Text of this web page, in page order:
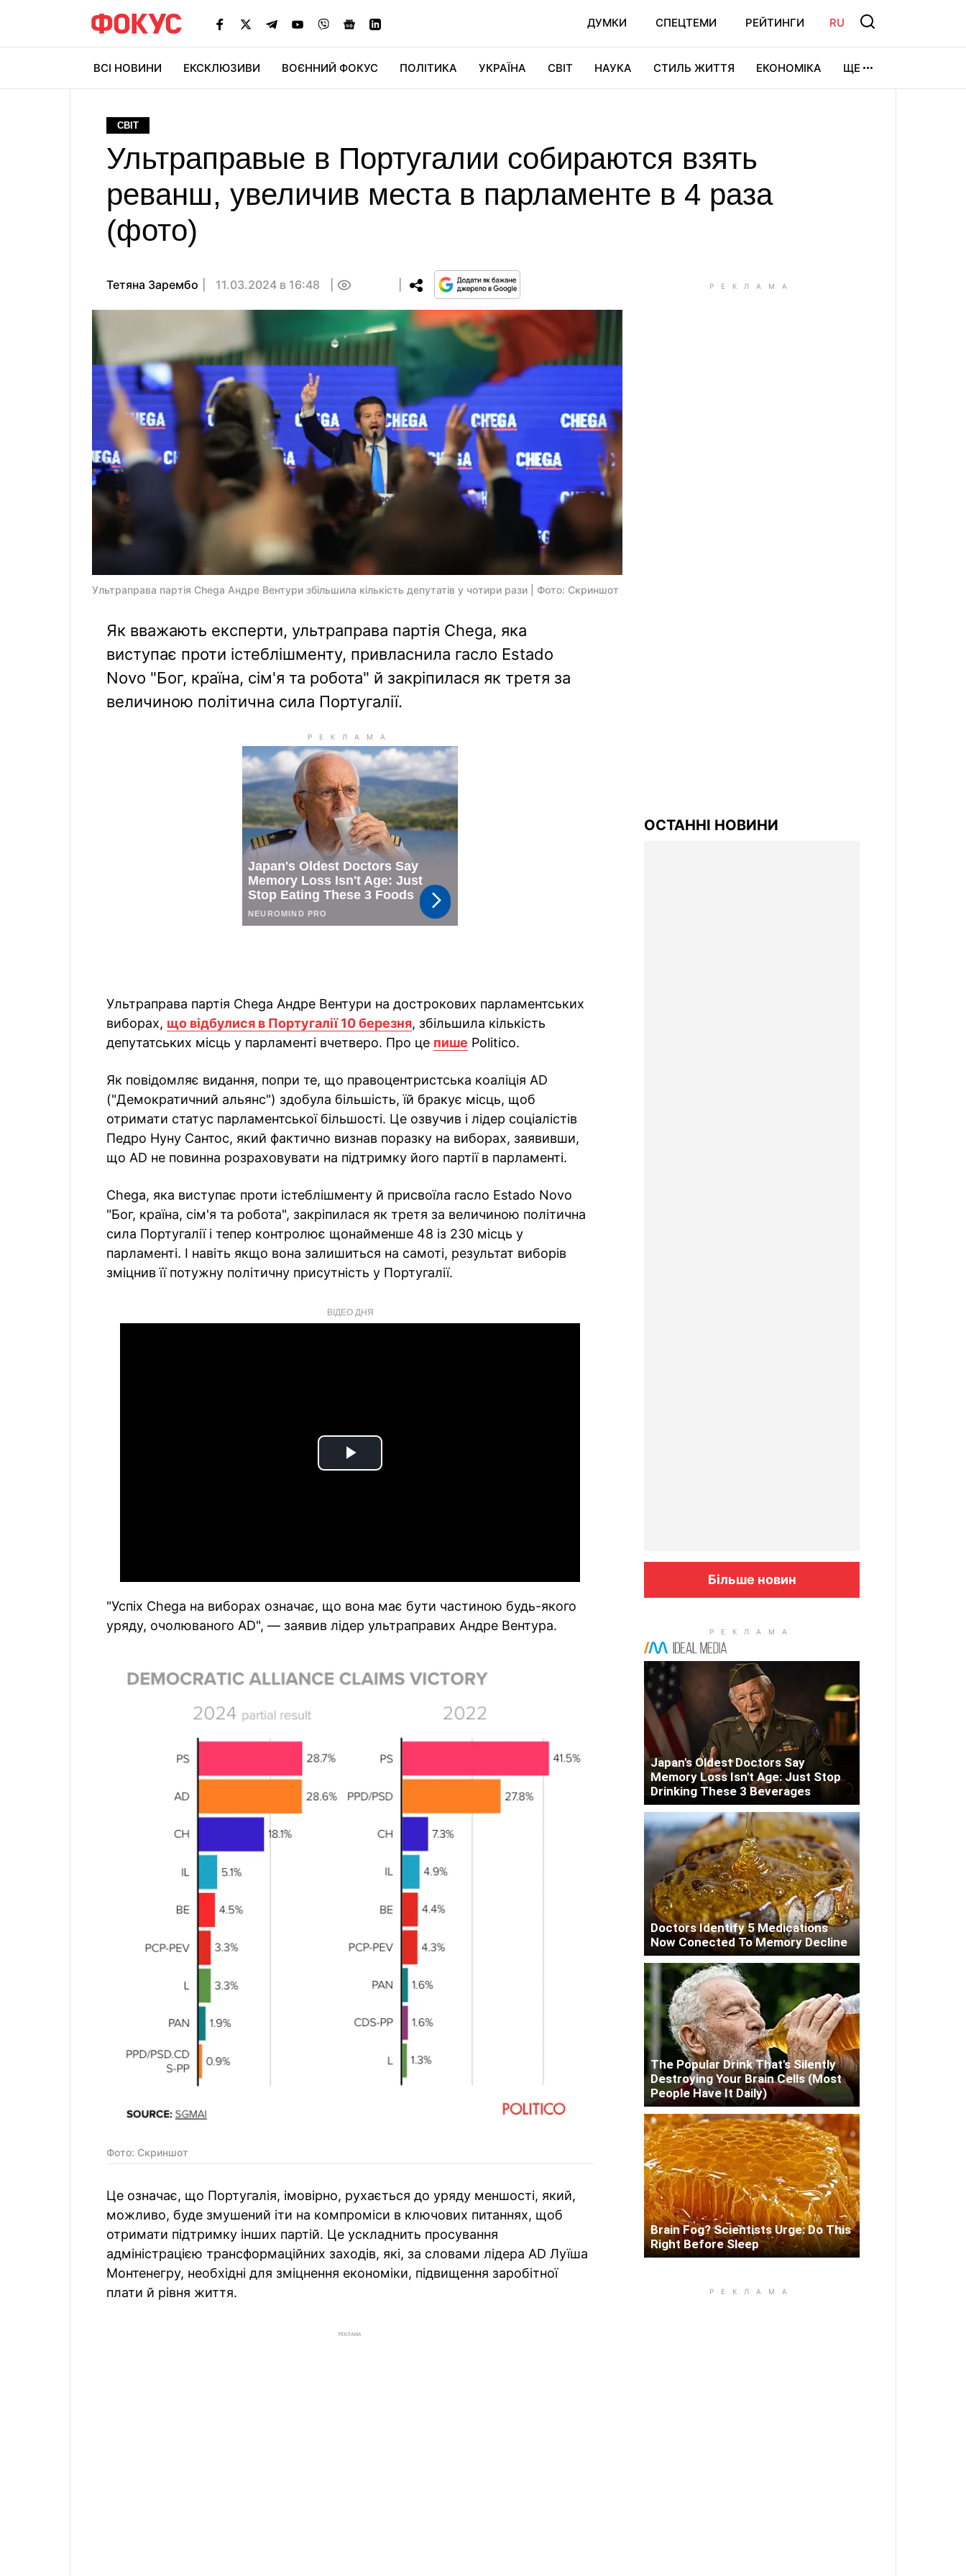
ДУМКИ СПЕЦТЕМИ РЕЙТИНГИ RU
ВСІ НОВИНИ ЕКСКЛЮЗИВИ ВОЄННИЙ ФОКУС ПОЛІТИКА УКРАЇНА СВІТ НАУКА СТИЛЬ ЖИТТЯ ЕКОНОМІКА ЩЕ
СВІТ
Ультраправые в Португалии собираются взять
реванш, увеличив места в парламенте в 4 раза
(фото)
Тетяна Зарембо 11.03.2024 в 16:48
Ультраправа партія Chega Андре Вентури збільшила кількість депутатів у чотири рази | Фото: Скриншот
Як вважають експерти, ультраправа партія Chega, яка
виступає проти істеблішменту, привласнила гасло Estado
Novo "Бог, країна, сім'я та робота" й закріпилася як третя за
величиною політична сила Португалії.
Ультраправа партія Chega Андре Вентури на дострокових парламентських
виборах, що відбулися в Португалії 10 березня, збільшила кількість
депутатських місць у парламенті вчетверо. Про це пише Politico.
Як повідомляє видання, попри те, що правоцентристська коаліція AD
("Демократичний альянс") здобула більшість, їй бракує місць, щоб
отримати статус парламентської більшості. Це озвучив і лідер соціалістів
Педро Нуну Сантос, який фактично визнав поразку на виборах, заявивши,
що AD не повинна розраховувати на підтримку його партії в парламенті.
Chega, яка виступає проти істеблішменту й присвоїла гасло Estado Novo
"Бог, країна, сім'я та робота", закріпилася як третя за величиною політична
сила Португалії і тепер контролює щонайменше 48 із 230 місць у
парламенті. І навіть якщо вона залишиться на самоті, результат виборів
зміцнив її потужну політичну присутність у Португалії.
ВІДЕО ДНЯ
Play
"Успіх Chega на виборах означає, що вона має бути частиною будь-якого
уряду, очолюваного AD", — заявив лідер ультраправих Андре Вентура.
Фото: Скриншот
Це означає, що Португалія, імовірно, рухається до уряду меншості, який,
можливо, буде змушений іти на компроміси в ключових питаннях, щоб
отримати підтримку інших партій. Це ускладнить просування
адміністрацією трансформаційних заходів, які, за словами лідера AD Луїша
Монтенегру, необхідні для зміцнення економіки, підвищення заробітної
плати й рівня життя.
РЕКЛАМА
ОСТАННІ НОВИНИ
Більше новин
Japan's Oldest Doctors Say
Memory Loss Isn't Age: Just Stop
Drinking These 3 Beverages
Doctors Identify 5 Medications
Now Conected To Memory Decline
The Popular Drink That's Silently
Destroying Your Brain Cells (Most
People Have It Daily)
Brain Fog? Scientists Urge: Do This
Right Before Sleep